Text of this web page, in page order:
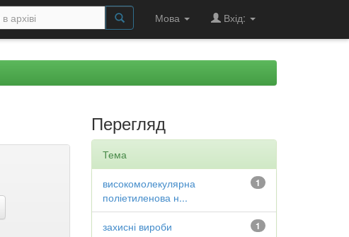
Мова Вхід:
Перегляд
Тема
1
високомолекулярна
поліетиленова н...
1
захисні вироби